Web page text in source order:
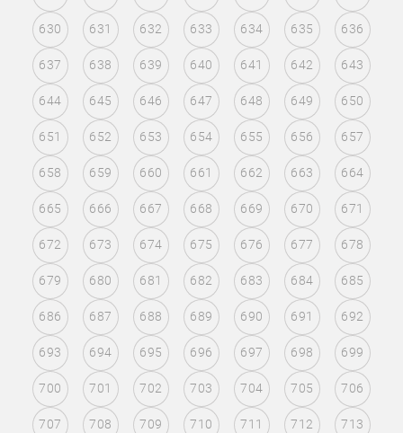
630 631 632 633 634 635 636
637 638 639 640 641 642 643
644 645 646 647 648 649 650
651 652 653 654 655 656 657
658 659 660 661 662 663 664
665 666 667 668 669 670 671
672 673 674 675 676 677 678
679 680 681 682 683 684 685
686 687 688 689 690 691 692
693 694 695 696 697 698 699
700 701 702 703 704 705 706
707 708 709 710 711 712 713